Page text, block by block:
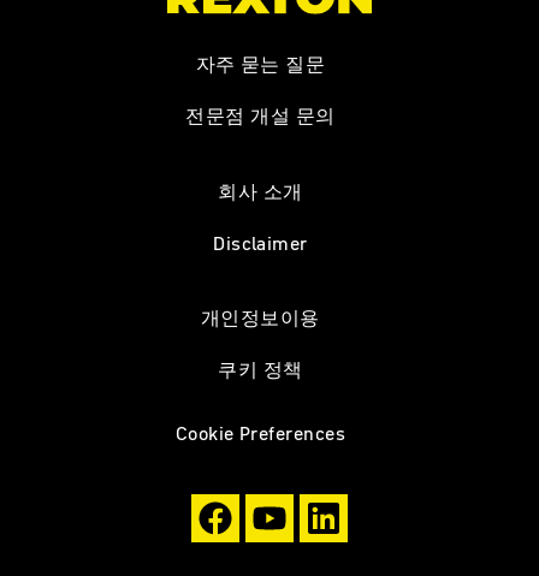
자주 묻는 질문
전문점 개설 문의
회사 소개
Disclaimer
개인정보이용
쿠키 정책
Cookie Preferences